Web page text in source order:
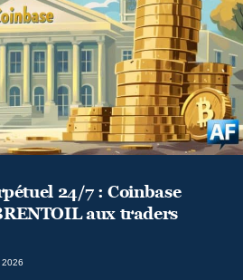
24/7 : Coinbase
aux traders
2026